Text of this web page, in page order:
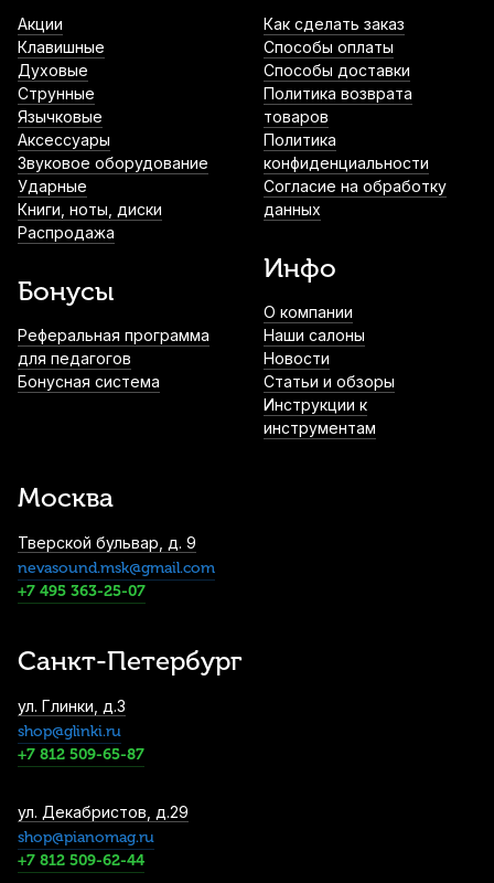
Акции
Клавишные
Духовые
Струнные
Язычковые
Аксессуары
Звуковое оборудование
Ударные
Книги, ноты, диски
Распродажа
Бонусы
Реферальная программа
для педагогов
Бонусная система
Как сделать заказ
Способы оплаты
Способы доставки
Политика возврата
товаров
Политика
конфиденциальности
Согласие на обработку
данных
Инфо
О компании
Наши салоны
Новости
Статьи и обзоры
Инструкции к
инструментам
Москва
Тверской бульвар, д. 9
nevasound.msk@gmail.com
+7 495 363-25-07
Санкт-Петербург
ул. Глинки, д.3
shop@glinki.ru
+7 812 509-65-87
ул. Декабристов, д.29
shop@pianomag.ru
+7 812 509-62-44